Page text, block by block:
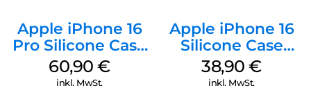
Apple iPhone 16
Pro Silicone Case
MagSafe Stone
Gray
60,90€
inkl. MwSt.
Apple iPhone 16
Silicone Case
MagSafe
Ultramarine
38,90€
inkl. MwSt.